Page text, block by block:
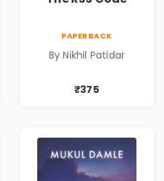
PAPERBACK
By Nikhil Patidar
₹375